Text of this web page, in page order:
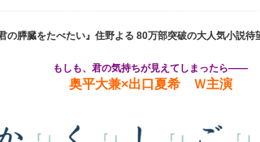
君の膵臓をたべたい』住野よる 80万部突破の大人気小説待
もしも、君の気持ちが見えてしまったら――
奥平大兼×出口夏希 Ｗ主演